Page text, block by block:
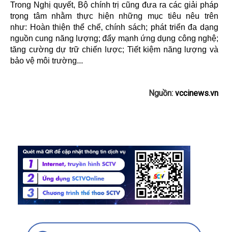
Trong Nghị quyết, Bộ chính trị cũng đưa ra các giải pháp
trọng tâm nhằm thực hiện những mục tiêu nêu trên
như: Hoàn thiện thể chế, chính sách; phát triển đa dạng
nguồn cung năng lượng; đẩy mạnh ứng dụng công nghệ;
tăng cường dự trữ chiến lược; Tiết kiệm năng lượng và
bảo vệ môi trường...
Nguồn: vccinews.vn